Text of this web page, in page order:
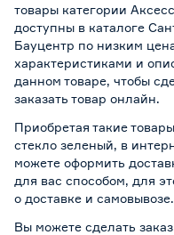
товары категории
доступны в каталоге
Бауцентр по низким
характеристиками и
данном товаре, чтобы
заказать товар онлайн.
Приобретая такие
стекло зеленый, в
можете оформить
для вас способом, для
о доставке и самовывозе.
Вы можете сделать